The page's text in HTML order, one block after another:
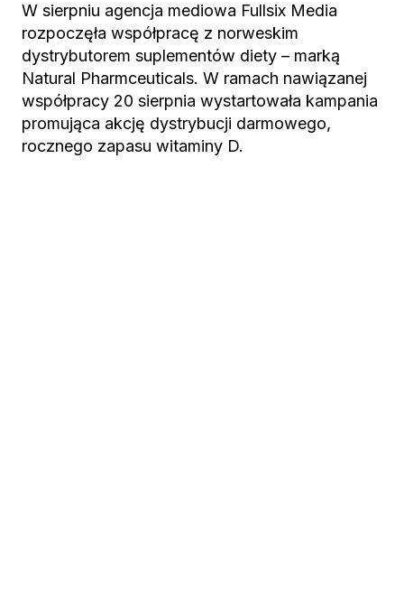
W sierpniu agencja mediowa Fullsix Media
rozpoczęła współpracę z norweskim
dystrybutorem suplementów diety – marką
Natural Pharmceuticals. W ramach nawiązanej
współpracy 20 sierpnia wystartowała kampania
promująca akcję dystrybucji darmowego,
rocznego zapasu witaminy D.